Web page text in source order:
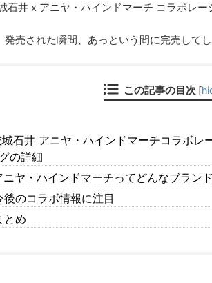
石井 x アニヤ・ハインドマーチ コラボレー
発売された瞬間、あっという間に完売して
この記事の目次 [
城石井 アニヤ・ハインドマーチコラボレ
の詳細
ニヤ・ハインドマーチってどんなブラン
後のコラボ情報に注目
とめ